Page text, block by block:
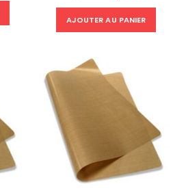
AJOUTER AU PANIER